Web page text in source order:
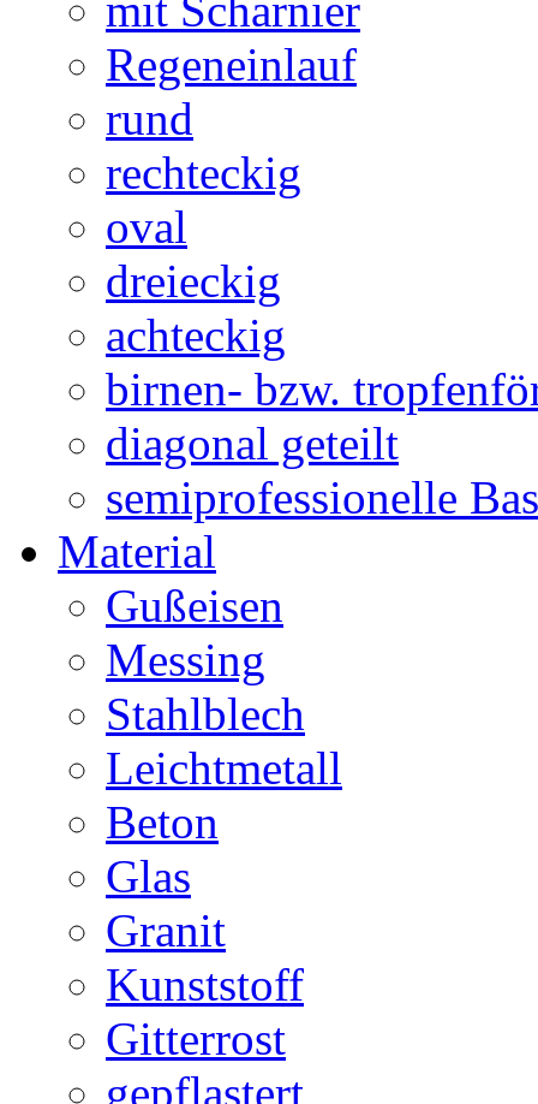
mit Scharnier
Regeneinlauf
rund
rechteckig
oval
dreieckig
achteckig
birnen- bzw.
diagonal geteilt
semiprofessionelle
Material
Gußeisen
Messing
Stahlblech
Leichtmetall
Beton
Glas
Granit
Kunststoff
Gitterrost
gepflastert